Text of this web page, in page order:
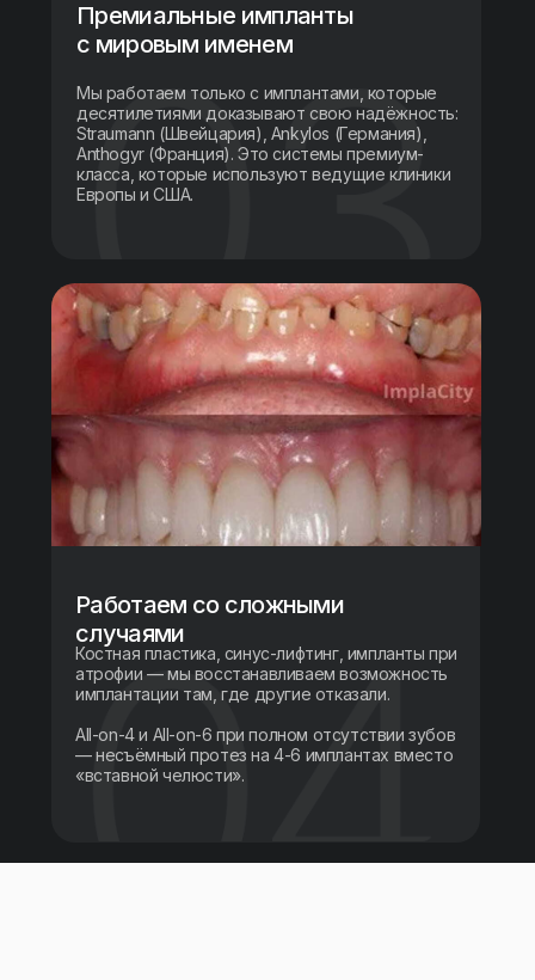
Премиальные импланты
с мировым именем
Мы работаем только с имплантами, которые
десятилетиями доказывают свою надёжность:
Straumann (Швейцария), Ankylos (Германия),
Anthogyr (Франция). Это системы премиум-
класса, которые используют ведущие клиники
Европы и США.
Работаем со сложными
случаями
Костная пластика, синус-лифтинг, импланты при
атрофии — мы восстанавливаем возможность
имплантации там, где другие отказали.
All-on-4 и All-on-6 при полном отсутствии зубов
— несъёмный протез на 4-6 имплантах вместо
«вставной челюсти».